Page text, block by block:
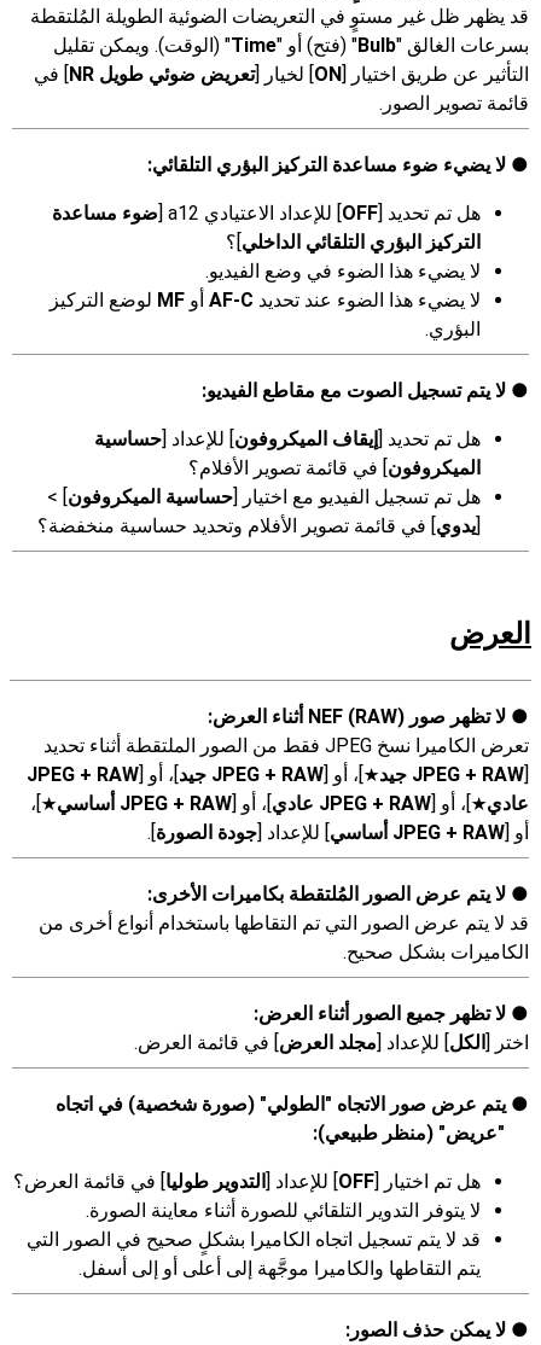
قد يظهر ظل غير مستوٍ في التعريضات الضوئية الطويلة المُلتقطة
بسرعات الغالق "Bulb" (فتح) أو "Time" (الوقت). ويمكن تقليل
التأثير عن طريق اختيار [ON] لخيار [تعريض ضوئي طويل NR
] في
قائمة تصوير الصور.
لا يضيء ضوء مساعدة التركيز البؤري التلقائي:
هل تم تحديد [OFF] للإعداد الاعتيادي a12 [
ضوء مساعدة
التركيز البؤري التلقائي الداخلي]؟
لا يضيء هذا الضوء في وضع الفيديو.
لا يضيء هذا الضوء عند تحديد AF-C أو MF لوضع التركيز
البؤري.
لا يتم تسجيل الصوت مع مقاطع الفيديو:
هل تم تحديد [إيقاف الميكروفون] للإعداد [حساسية
الميكروفون] في قائمة تصوير الأفلام؟
هل تم تسجيل الفيديو مع اختيار [حساسية الميكروفون] >
[يدوي] في قائمة تصوير الأفلام وتحديد حساسية منخفضة؟
العرض
لا تظهر صور NEF (RAW)‎ أثناء العرض:
تعرض الكاميرا نسخ JPEG فقط من الصور الملتقطة أثناء تحديد
[RAW ‏+ JPEG جيد m]، أو [RAW ‏+ JPEG جيد ]، أو [
RAW ‏+ JPEG
عاديm]، أو [RAW ‏+ JPEG عادي ]، أو [RAW ‏+ JPEG أساسي m]،
أو [RAW ‏+ JPEG أساسي ] للإعداد [جودة الصورة].
لا يتم عرض الصور المُلتقطة بكاميرات الأخرى:
قد لا يتم عرض الصور التي تم التقاطها باستخدام أنواع أخرى من
الكاميرات بشكل صحيح.
لا تظهر جميع الصور أثناء العرض:
اختر [الكل] للإعداد [مجلد العرض] في قائمة العرض.
يتم عرض صور الاتجاه "الطولي" (صورة شخصية) في اتجاه
"عريض" (منظر طبيعي):
هل تم اختيار [OFF] للإعداد [التدوير طوليا] في قائمة العرض؟
لا يتوفر التدوير التلقائي للصورة أثناء معاينة الصورة.
قد لا يتم تسجيل اتجاه الكاميرا بشكلٍ صحيح في الصور التي
يتم التقاطها والكاميرا موجَّهة إلى أعلى أو إلى أسفل.
لا يمكن حذف الصور: